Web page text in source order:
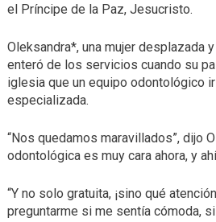
el Príncipe de la Paz, Jesucristo.
Oleksandra*, una mujer desplazada
enteró de los servicios cuando su
iglesia que un equipo odontológico
especializada.
“Nos quedamos maravillados”, dijo
odontológica es muy cara ahora, y
“Y no solo gratuita, ¡sino qué
preguntarme si me sentía cómoda,